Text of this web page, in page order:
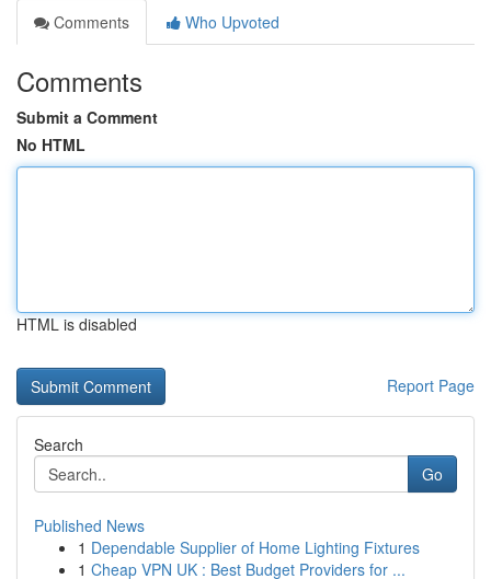
Comments
Who Upvoted
Comments
Submit a Comment
No HTML
HTML is disabled
Report Page
Search
Go
Published News
1 Dependable Supplier of Home Lighting Fixtures
1 Cheap VPN UK : Best Budget Providers for ...